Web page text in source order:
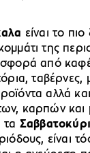
είναι το
της
από καφέ
ταβέρνες,
αλλά και
καρπών και
τα
είναι